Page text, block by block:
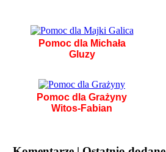
Pomoc dla Michała
Gluzy
Pomoc dla Grażyny
Witos-Fabian